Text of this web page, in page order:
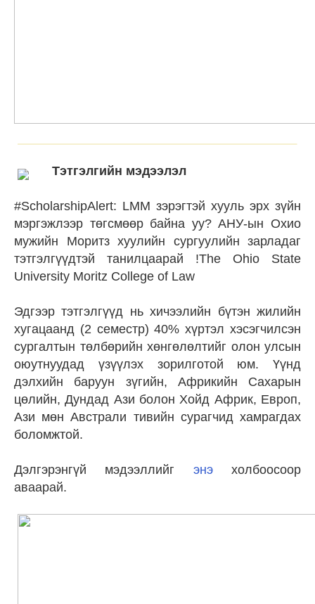
Тэтгэлгийн мэдээлэл
#ScholarshipAlert: LMM зэрэгтэй хууль эрх зүйн
мэргэжлээр төгсмөөр байна уу? АНУ-ын Охио
мужийн Моритз хуулийн сургуулийн зарладаг
тэтгэлгүүдтэй танилцаарай !The Ohio State
University Moritz College of Law
Эдгээр тэтгэлгүүд нь хичээлийн бүтэн жилийн
хугацаанд (2 семестр) 40% хүртэл хэсэгчилсэн
сургалтын төлбөрийн хөнгөлөлтийг олон улсын
оюутнуудад үзүүлэх зорилготой юм. Үүнд
дэлхийн баруун зүгийн, Африкийн Сахарын
цөлийн, Дундад Ази болон Хойд Африк, Европ,
Ази мөн Австрали тивийн сурагчид хамрагдах
боломжтой.
Дэлгэрэнгүй мэдээллийг энэхолбоосоор
аваарай.